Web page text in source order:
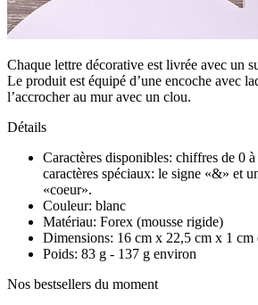
Chaque lettre décorative est livrée avec un
Le produit est équipé d’une encoche avec
l’accrocher au mur avec un clou.
Détails
Caractères disponibles: chiffres de 0
caractères spéciaux: le signe «&» et
«coeur».
Couleur: blanc
Matériau: Forex (mousse rigide)
Dimensions: 16 cm x 22,5 cm x 1 cm
Poids: 83 g - 137 g environ
Nos bestsellers du moment